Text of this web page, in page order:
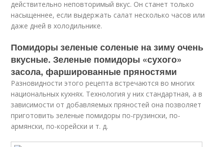
действительно неповторимый вкус. Он станет только
насыщеннее, если выдержать салат несколько часов или
даже дней в холодильнике.
Помидоры зеленые соленые на зиму очень
вкусные. Зеленые помидоры «сухого»
засола, фаршированные пряностями
Разновидности этого рецепта встречаются во многих
национальных кухнях. Технология у них стандартная, а в
зависимости от добавляемых пряностей она позволяет
приготовить зеленые помидоры по-грузински, по-
армянски, по-корейски и т. д.